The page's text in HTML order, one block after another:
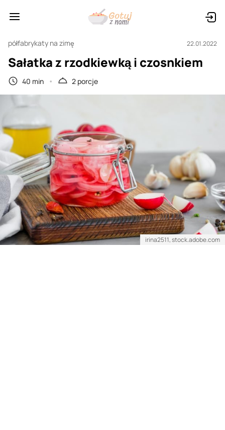
półfabrykaty na zimę 22.01.2022
Sałatka z rzodkiewką i czosnkiem
40 min 2 porcje
irina2511, stock.adobe.com